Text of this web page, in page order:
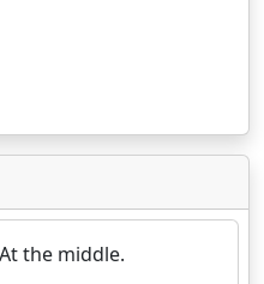
the middle.